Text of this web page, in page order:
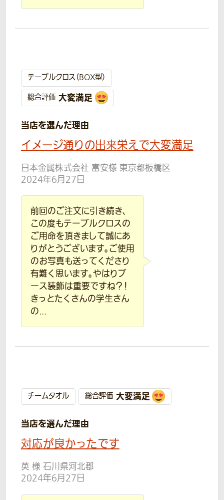
テーブルクロス（BOX型）
総合評価 大変満足
当店を選んだ理由
イメージ通りの出来栄えで大変満足
日本金属株式会社 富安様 東京都板橋区
2024年6月27日
前回のご注文に引き続き、
この度もテーブルクロスの
ご用命を頂きまして誠にあ
りがとうございます。ご使用
のお写真も送ってくださり
有難く思います。やはりブ
ース装飾は重要ですね？！
きっとたくさんの学生さん
の...
チームタオル 総合評価 大変満足
当店を選んだ理由
対応が良かったです
英 様 石川県河北郡
2024年6月27日